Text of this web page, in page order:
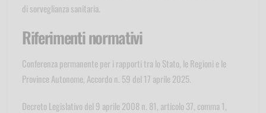
di sorveglianza sanitaria.
Riferimenti normativi
Conferenza permanente per i rapporti tra lo Stato, le Regioni e le
Province Autonome, Accordo n. 59 del 17 aprile 2025.
Decreto Legislativo del 9 aprile 2008 n. 81, articolo 37, comma 1,